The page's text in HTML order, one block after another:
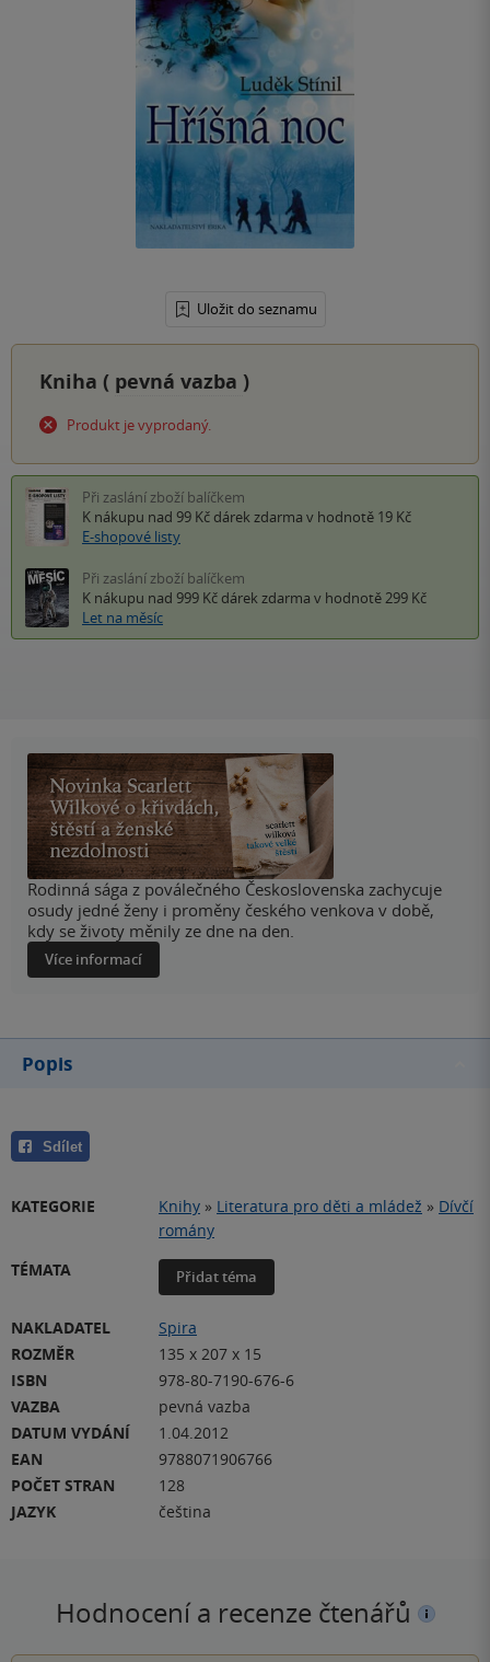
Uložit do seznamu
Kniha ( pevná vazba )
Produkt je vyprodaný.
Při zaslání zboží balíčkem
K nákupu nad 99 Kč dárek zdarma v hodnotě 19 Kč
E-shopové listy
Při zaslání zboží balíčkem
K nákupu nad 999 Kč dárek zdarma v hodnotě 299 Kč
Let na měsíc
Rodinná sága z poválečného Československa zachycuje
osudy jedné ženy i proměny českého venkova v době,
kdy se životy měnily ze dne na den.
Více informací
Popis
Sdílet
KATEGORIE Knihy » Literatura pro děti a mládež » Dívčí
romány
TÉMATA
Přidat téma
NAKLADATEL
Spira
ROZMĚR
135 x 207 x 15
ISBN
978-80-7190-676-6
VAZBA
pevná vazba
DATUM VYDÁNÍ
1.04.2012
EAN
9788071906766
POČET STRAN
128
JAZYK
čeština
Hodnocení a recenze čtenářů